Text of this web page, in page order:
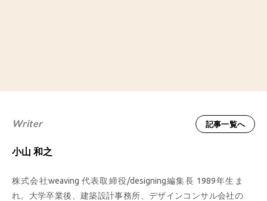
Writer
小山 和之
記事一覧へ
株式会社weaving 代表取締役/designing編集長 1989年生ま
れ。大学卒業後、建築設計事務所、デザインコンサル会社の